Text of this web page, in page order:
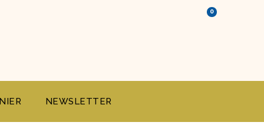
0
NEWSLETTER